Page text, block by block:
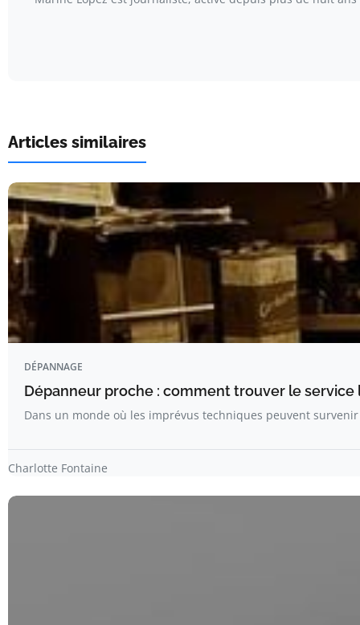
Articles similaires
DÉPANNAGE
Dépanneur proche : comment trouver le service
Dans un monde où les imprévus techniques peuvent
Charlotte Fontaine